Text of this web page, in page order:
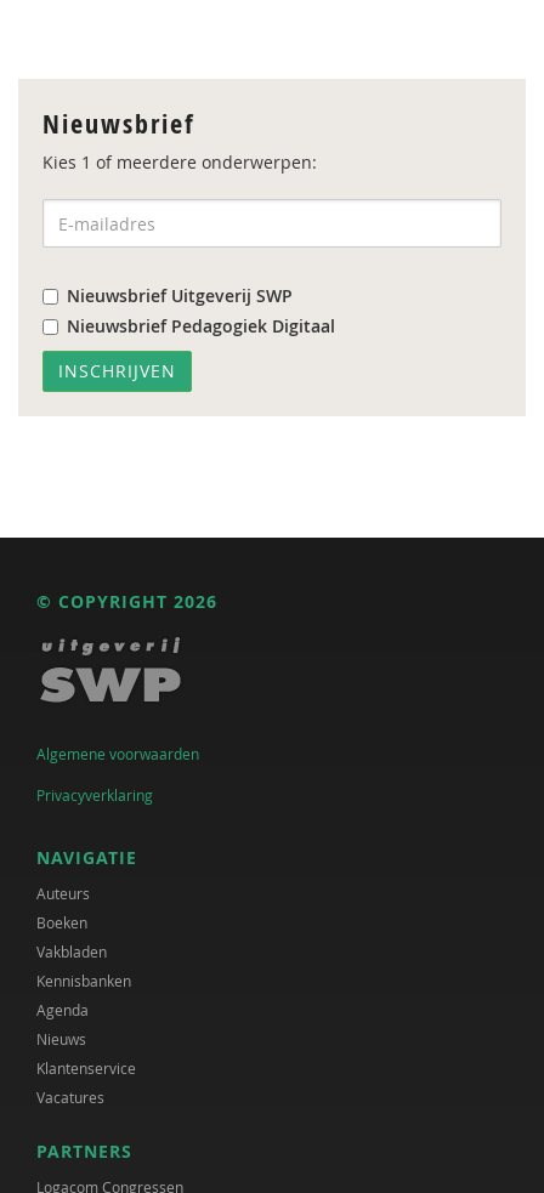
Nieuwsbrief
Kies 1 of meerdere onderwerpen:
Nieuwsbrief Uitgeverij SWP
Nieuwsbrief Pedagogiek Digitaal
© COPYRIGHT 2026
Algemene voorwaarden
Privacyverklaring
NAVIGATIE
Auteurs
Boeken
Vakbladen
Kennisbanken
Agenda
Nieuws
Klantenservice
Vacatures
PARTNERS
Logacom Congressen